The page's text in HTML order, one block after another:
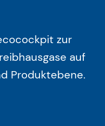
zur
auf
Produktebene.